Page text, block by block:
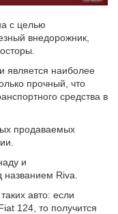
с целью
внедорожник,
является наиболее
прочный, что
средства в
продаваемых
и
Riva.
авто: если
124, то получится